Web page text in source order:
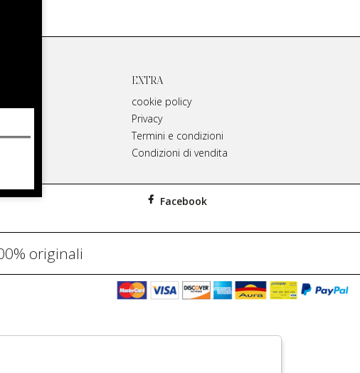
EXTRA
cookie policy
Privacy
Termini e condizioni
Condizioni di vendita
Facebook
originali